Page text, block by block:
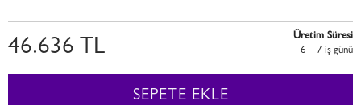
46.636 TL
Üretim Süresi
6 – 7 i̇ş günü
SEPETE EKLE